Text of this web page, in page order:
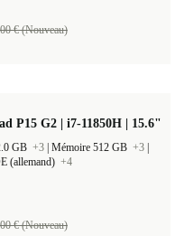
€ (Nouveau)
P15 G2 | i7-11850H | 15.6"
GB +3 Mémoire 512 GB +3
(allemand) +4
€ (Nouveau)